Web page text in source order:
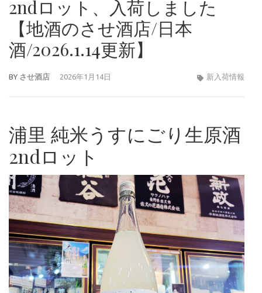
2ndロット、入荷しました
【地酒のさせ酒店/日本
酒/2026.1.14更新】
BY させ酒店 2026年1月14日 新入荷情報
浦里 純米うすにごり生原酒
2ndロット